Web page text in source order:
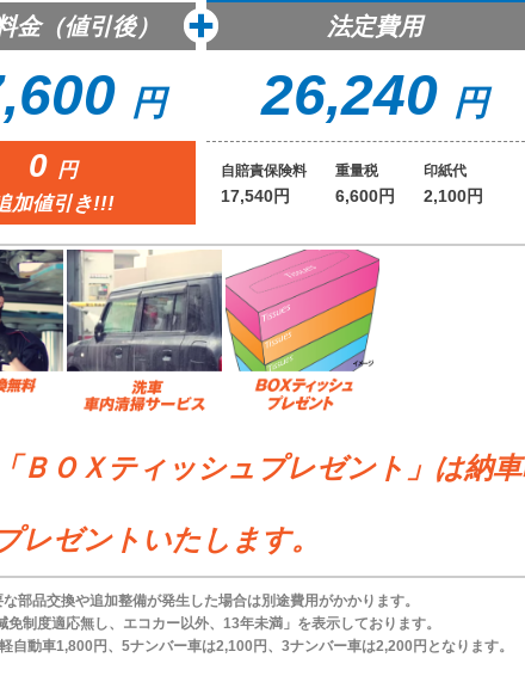
金（値引後）
円
0 円
加値引き!!!
法定費用
26,240 円
自賠責保険料
17,540円
重量税
6,600円
印紙代
2,100円
ＢＯＸティッシュプレゼント」は納車
レゼントいたします。
部品交換や追加整備が発生した場合は別途費用がかかります。
制度適応無し、エコカー以外、13年未満」を表示しております。
動車1,800円、5ナンバー車は2,100円、3ナンバー車は2,200円となります。